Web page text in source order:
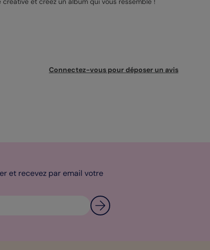
Connectez-vous pour déposer un avis
et recevez par email votre